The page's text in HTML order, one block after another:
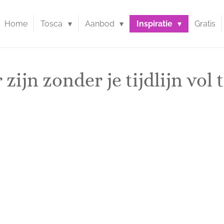
Home Tosca Aanbod Inspiratie Gratis
zijn zonder je tijdlijn vol